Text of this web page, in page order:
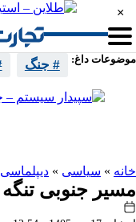
موضوعات داغ: # جنگ
×
خانه » سیاسی » دیپلماسی
مسیر جنوبی